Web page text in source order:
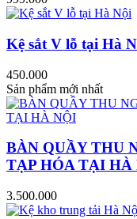
Kệ sắt V lỗ tại Hà
450.000
Sản phẩm mới nhất
BÀN QUẦY THU
TẠP HÓA TẠI HÀ
3.500.000